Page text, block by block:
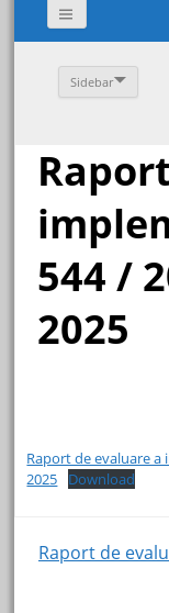
Sidebar
544 /
2025
Raport de evaluare a
2025
Download
Post
Raport de